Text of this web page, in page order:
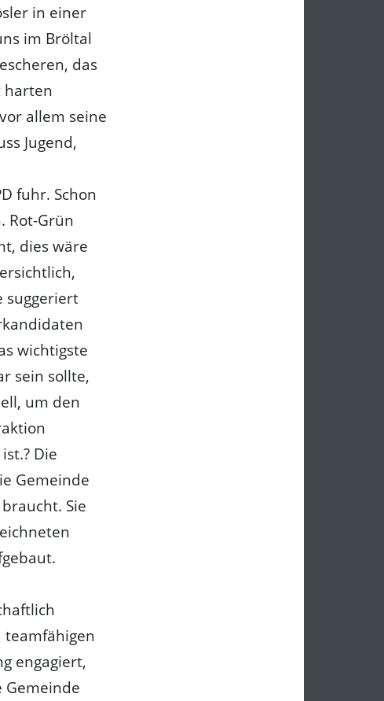
in einer
im Bröltal
das
harten
allem seine
Jugend,
fuhr. Schon
Rot-Grün
dies wäre
suggeriert
wichtigste
sein sollte,
um den
Die
Gemeinde
Sie
engagiert,